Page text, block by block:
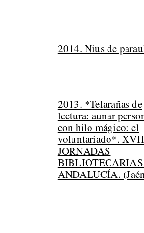
2014. Nius de
2013. *Telarañas de
lectura: aunar
con hilo mágico: el
voluntariado*. XVII
JORNADAS
ANDALUCÍA.